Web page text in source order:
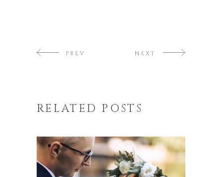
PREV NEXT
RELATED POSTS